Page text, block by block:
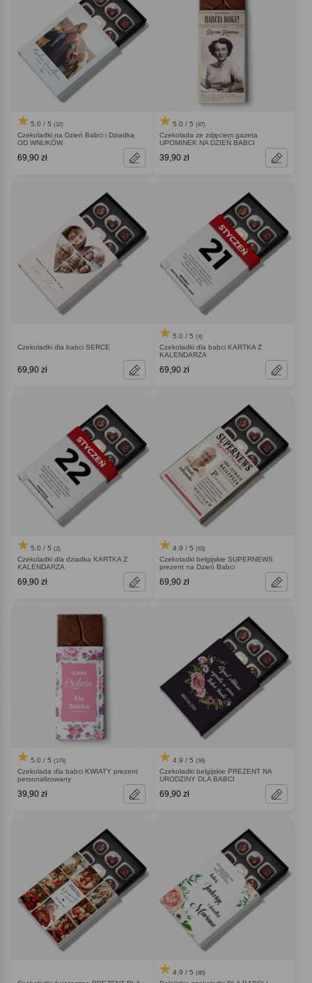
5.0 / 5 (32)
Czekoladki na Dzień Babci i Dziadka
OD WNUKÓW
69,90 zł
5.0 / 5 (87)
Czekolada ze zdjęciem gazeta
UPOMINEK NA DZIEŃ BABCI
39,90 zł
Czekoladki dla babci SERCE
69,90 zł
5.0 / 5 (4)
Czekoladki dla babci KARTKA Z
KALENDARZA
69,90 zł
5.0 / 5 (2)
Czekoladki dla dziadka KARTKA Z
KALENDARZA
69,90 zł
4.9 / 5 (63)
Czekoladki belgijskie SUPERNEWS
prezent na Dzień Babci
69,90 zł
5.0 / 5 (176)
Czekolada dla babci KWIATY prezent
personalizowany
39,90 zł
4.9 / 5 (59)
Czekoladki belgijskie PREZENT NA
URODZINY DLA BABCI
69,90 zł
4.9 / 5 (80)